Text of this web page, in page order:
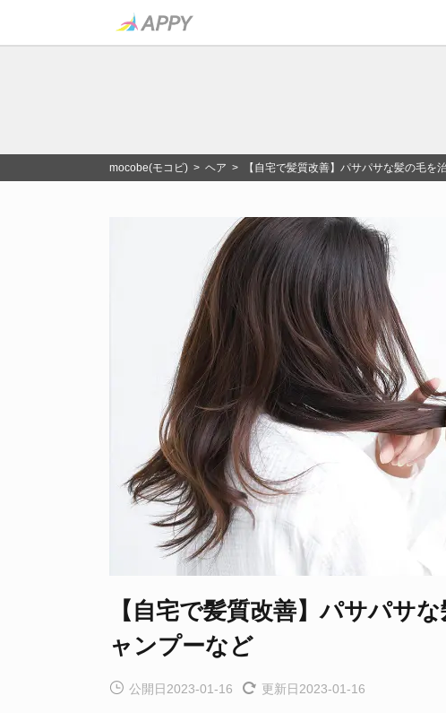
mocobe(モコビ) > ヘア > 【自宅で髪質改善】パサパサな髪の毛を
【自宅で髪質改善】パサパサ
ャンプーなど
公開日2023-01-16 更新日2023-01-16